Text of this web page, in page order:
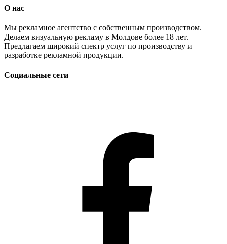
О нас
Мы рекламное агентство с собственным производством.
Делаем визуальную рекламу в Молдове более 18 лет.
Предлагаем широкий спектр услуг по производству и
разработке рекламной продукции.
Социальные сети